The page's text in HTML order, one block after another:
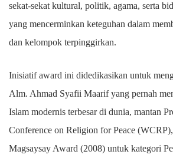
sekat-sekat kultural, politik, agama, serta
yang mencerminkan keteguhan dalam
dan kelompok terpinggirkan.
Inisiatif award ini didedikasikan untuk
Alm. Ahmad Syafii Maarif yang pernah
Islam modernis terbesar di dunia, mantan
Conference on Religion for Peace
Magsaysay Award (2008) untuk kategori